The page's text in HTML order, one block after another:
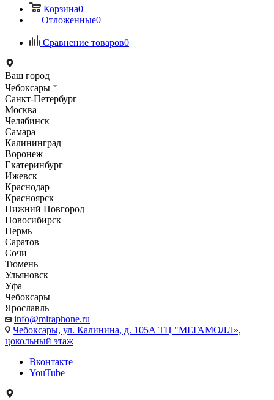
Корзина0
Отложенные0
Сравнение товаров0
Ваш город
Чебоксары
Санкт-Петербург
Москва
Челябинск
Самара
Калининград
Воронеж
Екатеринбург
Ижевск
Краснодар
Красноярск
Нижний Новгород
Новосибирск
Пермь
Саратов
Сочи
Тюмень
Ульяновск
Уфа
Чебоксары
Ярославль
info@miraphone.ru
Чебоксары, ул. Калинина, д. 105А ТЦ "МЕГАМОЛЛ»,
цокольный этаж
Вконтакте
YouTube